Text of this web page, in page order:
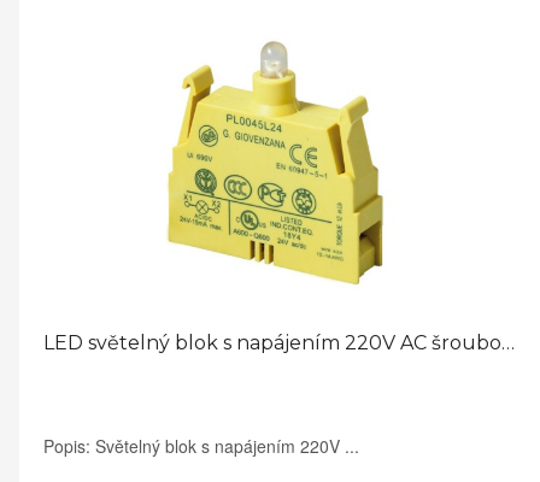
LED světelný blok s napájením 220V AC šroubové svorky
Popis: Světelný blok s napájením 220V ...